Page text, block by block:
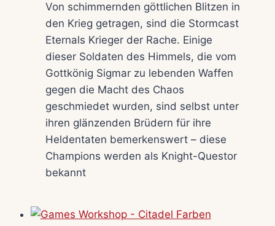
war:
60,00€
ist:
50,00€.
Von schimmernden göttlichen Blitzen in
den Krieg getragen, sind die Stormcast
Eternals Krieger der Rache. Einige
dieser Soldaten des Himmels, die vom
Gottkönig Sigmar zu lebenden Waffen
gegen die Macht des Chaos
geschmiedet wurden, sind selbst unter
ihren glänzenden Brüdern für ihre
Heldentaten bemerkenswert – diese
Champions werden als Knight-Questor
bekannt